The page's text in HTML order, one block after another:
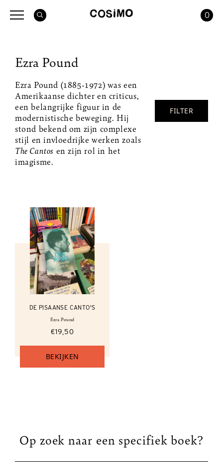
0
Ezra Pound
Ezra Pound (1885-1972) was een
Amerikaanse dichter en criticus,
een belangrijke figuur in de
modernistische beweging. Hij
stond bekend om zijn complexe
stijl en invloedrijke werken zoals
The Cantos en zijn rol in het
imagisme.
FILTER
DE PISAANSE CANTO'S
Ezra Pound
€19,50
BEKIJKEN
Op zoek naar een specifiek boek?